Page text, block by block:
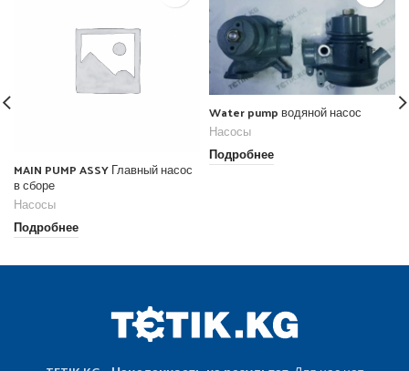
MAIN PUMP ASSY Главный насос
в сборе
Насосы
Подробнее
Water pump водяной насос
Насосы
Подробнее